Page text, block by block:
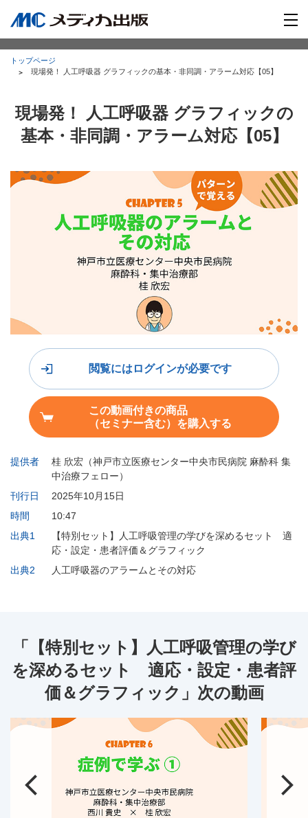
トップページ
現場発！ 人工呼吸器 グラフィックの基本・非同調・アラーム対応【05】
現場発！ 人工呼吸器 グラフィックの
基本・非同調・アラーム対応【05】
提供者
桂 欣宏（神戸市立医療センター中央市民病院 麻酔科 集
中治療フェロー）
刊行日
2025年10月15日
時間
10:47
出典1
【特別セット】人工呼吸管理の学びを深めるセット 適
応・設定・患者評価＆グラフィック
出典2
人工呼吸器のアラームとその対応
閲覧にはログインが必要です
この動画付きの商品
（セミナー含む）を購入する
「【特別セット】人工呼吸管理の学び
を深めるセット 適応・設定・患者評
価＆グラフィック」次の動画